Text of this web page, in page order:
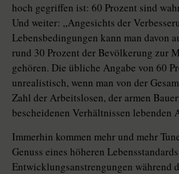
hoch gegriffen ist: 60 Prozent sind
Und weiter: „Angesichts der
Lebensbedingungen kann man davon
rund 30 Prozent der Bevölkerung zur
gehören. Die übliche Angabe von 60
unrealistisch, wenn man von der
Zahl der Arbeitslosen, der armen
bescheidenen Verhältnissen lebenden
Immerhin kommen mehr und mehr
Genuss eines höheren
Entwicklungsanstrengungen während